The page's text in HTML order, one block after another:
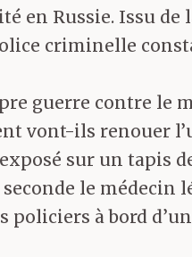
en Russie. Issu de
criminelle
guerre contre le
vont-ils renouer
sur un tapis
le médecin
policiers à bord